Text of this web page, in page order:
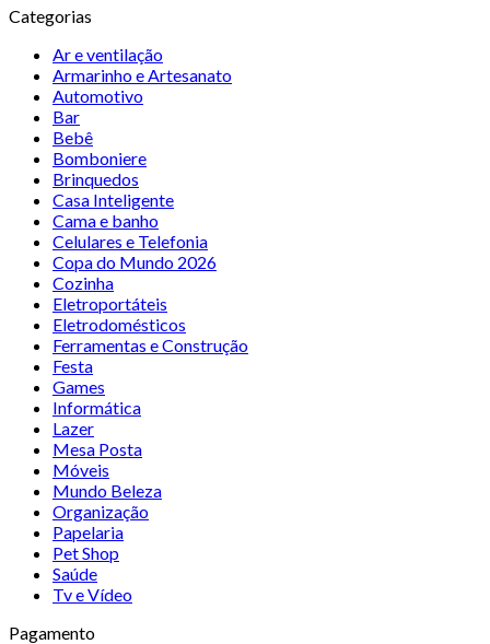
Categorias
Ar e ventilação
Armarinho e Artesanato
Automotivo
Bar
Bebê
Bomboniere
Brinquedos
Casa Inteligente
Cama e banho
Celulares e Telefonia
Copa do Mundo 2026
Cozinha
Eletroportáteis
Eletrodomésticos
Ferramentas e Construção
Festa
Games
Informática
Lazer
Mesa Posta
Móveis
Mundo Beleza
Organização
Papelaria
Pet Shop
Saúde
Tv e Vídeo
Pagamento